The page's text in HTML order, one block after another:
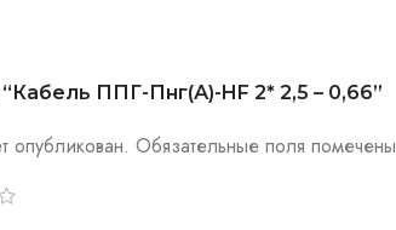
ППГ-Пнг(А)-HF 2* 2,5 – 0,66”
опубликован. Обязательные поля помечены